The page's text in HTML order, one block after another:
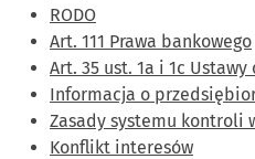
RODO
Art. 111 Prawa bankowego
Art. 35 ust. 1a i 1c
Informacja o
Zasady systemu kontroli
Konflikt interesów